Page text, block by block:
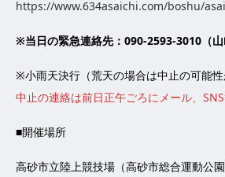
https://www.634asaichi.com/boshu/
※当日の緊急連絡先：090-2593-3010（山
※小雨天決行（荒天の場合は中止の可能性
中止の連絡は前日正午ごろにメール、SNS
■開催場所
高砂市立陸上競技場（高砂市総合運動公園